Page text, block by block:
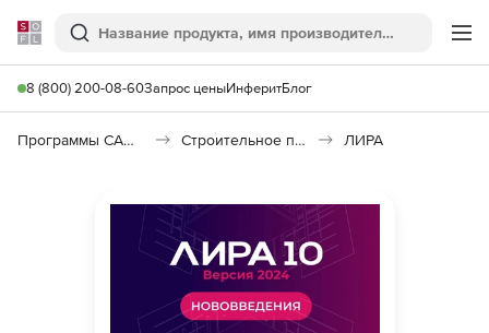
Softline
Поиск
8 (800) 200-08-60Запрос ценыИнферитБлог
Программы САПР и ГИС Строительное программное обеспечение ЛИРА